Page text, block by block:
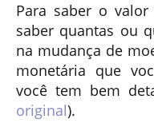
Para saber o valor
saber quantas ou
na mudança de
monetária que
você tem bem
original).